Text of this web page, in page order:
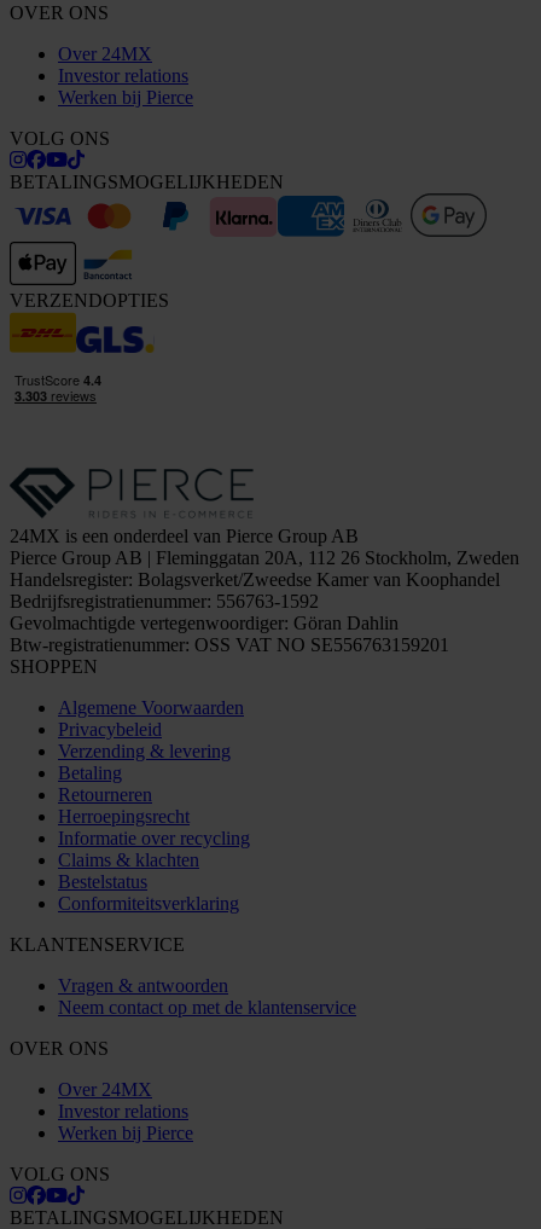
OVER ONS
Over 24MX
Investor relations
Werken bij Pierce
VOLG ONS
BETALINGSMOGELIJKHEDEN
VERZENDOPTIES
24MX is een onderdeel van Pierce Group AB
Pierce Group AB | Fleminggatan 20A, 112 26 Stockholm, Zweden
Handelsregister: Bolagsverket/Zweedse Kamer van Koophandel
Bedrijfsregistratienummer: 556763-1592
Gevolmachtigde vertegenwoordiger: Göran Dahlin
Btw-registratienummer: OSS VAT NO SE556763159201
SHOPPEN
Algemene Voorwaarden
Privacybeleid
Verzending & levering
Betaling
Retourneren
Herroepingsrecht
Informatie over recycling
Claims & klachten
Bestelstatus
Conformiteitsverklaring
KLANTENSERVICE
Vragen & antwoorden
Neem contact op met de klantenservice
OVER ONS
Over 24MX
Investor relations
Werken bij Pierce
VOLG ONS
BETALINGSMOGELIJKHEDEN